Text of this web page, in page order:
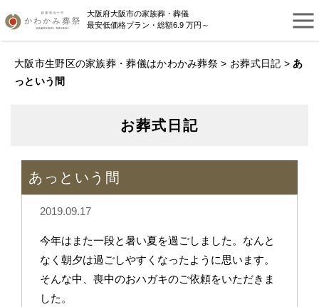
大阪府大阪市の家族葬・葬儀
最安低価格プラン・総額6.9 万円～
大阪市生野区の家族葬・葬儀はかわかみ葬祭 > お葬式日記 > あ
っという間
お葬式日記
あっという間
2019.09.17
今年はまた一段と暑い夏を過ごしました。なんと
なく朝夕は過ごしやすくなったように思います。
そんな中、喪中のおハガキのご依頼をいただきま
した。